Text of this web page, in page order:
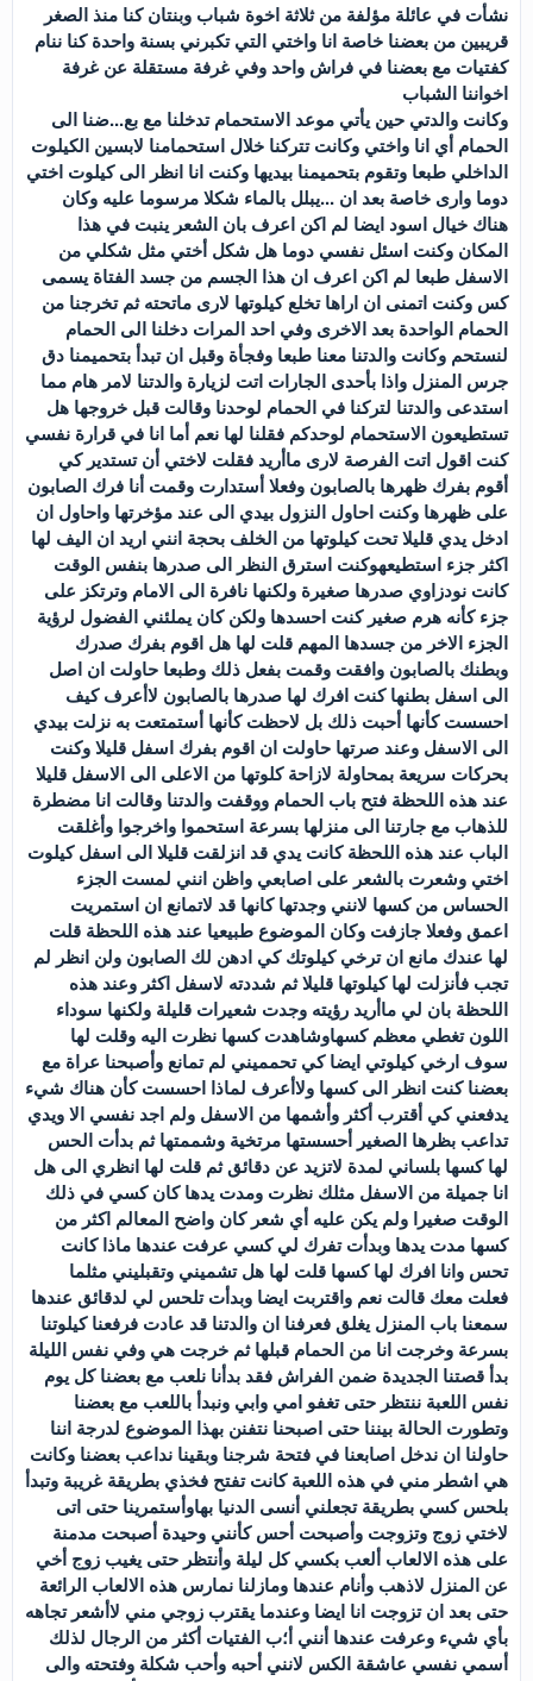
نشأت في عائلة مؤلفة من ثلاثة اخوة شباب وبنتان كنا منذ الصغر
قريبين من بعضنا خاصة انا واختي التي تكبرني بسنة واحدة كنا ننام
كفتيات مع بعضنا في فراش واحد وفي غرفة مستقلة عن غرفة
اخواننا الشباب
وكانت والدتي حين يأتي موعد الاستحمام تدخلنا مع بع...ضنا الى
الحمام أي انا واختي وكانت تتركنا خلال استحمامنا لابسين الكيلوت
الداخلي طبعا وتقوم بتحميمنا بيديها وكنت انا انظر الى كيلوت اختي
دوما وارى خاصة بعد ان ...يبلل بالماء شكلا مرسوما عليه وكان
هناك خيال اسود ايضا لم اكن اعرف بان الشعر ينبت في هذا
المكان وكنت اسئل نفسي دوما هل شكل أختي مثل شكلي من
الاسفل طبعا لم اكن اعرف ان هذا الجسم من جسد الفتاة يسمى
كس وكنت اتمنى ان اراها تخلع كيلوتها لارى ماتحته ثم تخرجنا من
الحمام الواحدة بعد الاخرى وفي احد المرات دخلنا الى الحمام
لنستحم وكانت والدتنا معنا طبعا وفجأة وقبل ان تبدأ بتحميمنا دق
جرس المنزل واذا بأحدى الجارات اتت لزيارة والدتنا لامر هام مما
استدعى والدتنا لتركنا في الحمام لوحدنا وقالت قبل خروجها هل
تستطيعون الاستحمام لوحدكم فقلنا لها نعم أما انا في قرارة نفسي
كنت اقول اتت الفرصة لارى ماأريد فقلت لاختي أن تستدير كي
أقوم بفرك ظهرها بالصابون وفعلا أستدارت وقمت أنا فرك الصابون
على ظهرها وكنت احاول النزول بيدي الى عند مؤخرتها واحاول ان
ادخل يدي قليلا تحت كيلوتها من الخلف بحجة انني اريد ان اليف لها
اكثر جزء استطيعهوكنت استرق النظر الى صدرها بنفس الوقت
كانت نودزاوي صدرها صغيرة ولكنها نافرة الى الامام وترتكز على
جزء كأنه هرم صغير كنت احسدها ولكن كان يملئني الفضول لرؤية
الجزء الاخر من جسدها المهم قلت لها هل اقوم بفرك صدرك
وبطنك بالصابون وافقت وقمت بفعل ذلك وطبعا حاولت ان اصل
الى اسفل بطنها كنت افرك لها صدرها بالصابون لاأعرف كيف
احسست كأنها أحبت ذلك بل لاحظت كأنها أستمتعت به نزلت بيدي
الى الاسفل وعند صرتها حاولت ان اقوم بفرك اسفل قليلا وكنت
بحركات سريعة بمحاولة لازاحة كلوتها من الاعلى الى الاسفل قليلا
عند هذه اللحظة فتح باب الحمام ووقفت والدتنا وقالت انا مضطرة
للذهاب مع جارتنا الى منزلها بسرعة استحموا واخرجوا وأغلقت
الباب عند هذه اللحظة كانت يدي قد انزلقت قليلا الى اسفل كيلوت
اختي وشعرت بالشعر على اصابعي واظن انني لمست الجزء
الحساس من كسها لانني وجدتها كانها قد لاتمانع ان استمريت
اعمق وفعلا جازفت وكان الموضوع طبيعيا عند هذه اللحظة قلت
لها عندك مانع ان ترخي كيلوتك كي ادهن لك الصابون ولن انظر لم
تجب فأنزلت لها كيلوتها قليلا ثم شددته لاسفل اكثر وعند هذه
اللحظة بان لي ماأريد رؤيته وجدت شعيرات قليلة ولكنها سوداء
اللون تغطي معظم كسهاوشاهدت كسها نظرت اليه وقلت لها
سوف ارخي كيلوتي ايضا كي تحمميني لم تمانع وأصبحنا عراة مع
بعضنا كنت انظر الى كسها ولاأعرف لماذا احسست كأن هناك شيء
يدفعني كي أقترب أكثر وأشمها من الاسفل ولم اجد نفسي الا ويدي
تداعب بظرها الصغير أحسستها مرتخية وشممتها ثم بدأت الحس
لها كسها بلساني لمدة لاتزيد عن دقائق ثم قلت لها انظري الى هل
انا جميلة من الاسفل مثلك نظرت ومدت يدها كان كسي في ذلك
الوقت صغيرا ولم يكن عليه أي شعر كان واضح المعالم اكثر من
كسها مدت يدها وبدأت تفرك لي كسي عرفت عندها ماذا كانت
تحس وانا افرك لها كسها قلت لها هل تشميني وتقبليني مثلما
فعلت معك قالت نعم واقتربت ايضا وبدأت تلحس لي لدقائق عندها
سمعنا باب المنزل يغلق فعرفنا ان والدتنا قد عادت فرفعنا كيلوتنا
بسرعة وخرجت انا من الحمام قبلها ثم خرجت هي وفي نفس الليلة
بدأ قصتنا الجديدة ضمن الفراش فقد بدأنا نلعب مع بعضنا كل يوم
نفس اللعبة ننتظر حتى تغفو امي وابي ونبدأ باللعب مع بعضنا
وتطورت الحالة بيننا حتى اصبحنا نتفنن بهذا الموضوع لدرجة اننا
حاولنا ان ندخل اصابعنا في فتحة شرجنا وبقينا نداعب بعضنا وكانت
هي اشطر مني في هذه اللعبة كانت تفتح فخذي بطريقة غريبة وتبدأ
بلحس كسي بطريقة تجعلني أنسى الدنيا بهاوأستمرينا حتى اتى
لاختي زوج وتزوجت وأصبحت أحس كأنني وحيدة أصبحت مدمنة
على هذه الالعاب ألعب بكسي كل ليلة وأنتظر حتى يغيب زوج أخي
عن المنزل لاذهب وأنام عندها ومازلنا نمارس هذه الالعاب الرائعة
حتى بعد ان تزوجت انا ايضا وعندما يقترب زوجي مني لاأشعر تجاهه
بأي شيء وعرفت عندها أنني أ؛ب الفتيات أكثر من الرجال لذلك
أسمي نفسي عاشقة الكس لانني أحبه وأحب شكلة وفتحته والى